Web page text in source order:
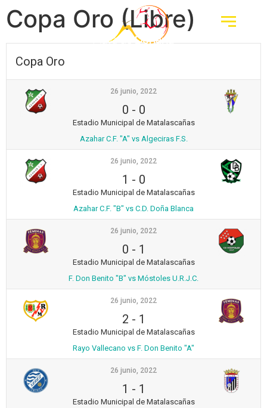
Copa Oro (Libre)
Copa Oro
26 junio, 2022
0 - 0
Estadio Municipal de Matalascañas
Azahar C.F. "A" vs Algeciras F.S.
26 junio, 2022
1 - 0
Estadio Municipal de Matalascañas
Azahar C.F. "B" vs C.D. Doña Blanca
26 junio, 2022
0 - 1
Estadio Municipal de Matalascañas
F. Don Benito "B" vs Móstoles U.R.J.C.
26 junio, 2022
2 - 1
Estadio Municipal de Matalascañas
Rayo Vallecano vs F. Don Benito "A"
26 junio, 2022
1 - 1
Estadio Municipal de Matalascañas